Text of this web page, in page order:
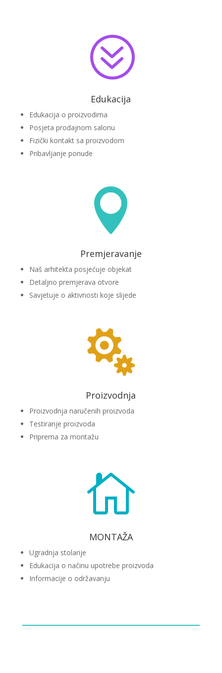
?
Edukacija
Edukacija o proizvodima
Posjeta prodajnom salonu
Fizički kontakt sa proizvodom
Pribavljanje ponude

Premjeravanje
Naš arhitekta posjećuje objekat
Detaljno premjerava otvore
Savjetuje o aktivnosti koje slijede

Proizvodnja
Proizvodnja naručenih proizvoda
Testiranje proizvoda
Priprema za montažu

MONTAŽA
Ugradnja stolarije
Edukacija o načinu upotrebe proizvoda
Informacije o održavanju